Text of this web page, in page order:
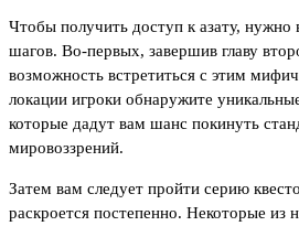
Чтобы получить доступ к азату, нужно
шагов. Во-первых, завершив главу
возможность встретиться с этим
локации игроки обнаружите
которые дадут вам шанс покинуть
мировоззрений.
Затем вам следует пройти серию
раскроется постепенно. Некоторые из